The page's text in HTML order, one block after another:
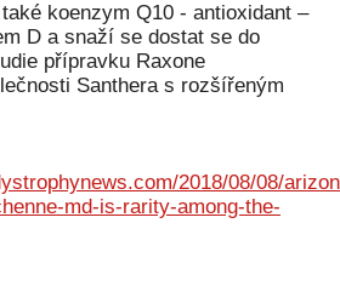
koenzym Q10 - antioxidant –
D a snaží se dostat se do
přípravku Raxone
Santhera s rozšířeným
2018/08/08/
md-is-rarity-among-the-